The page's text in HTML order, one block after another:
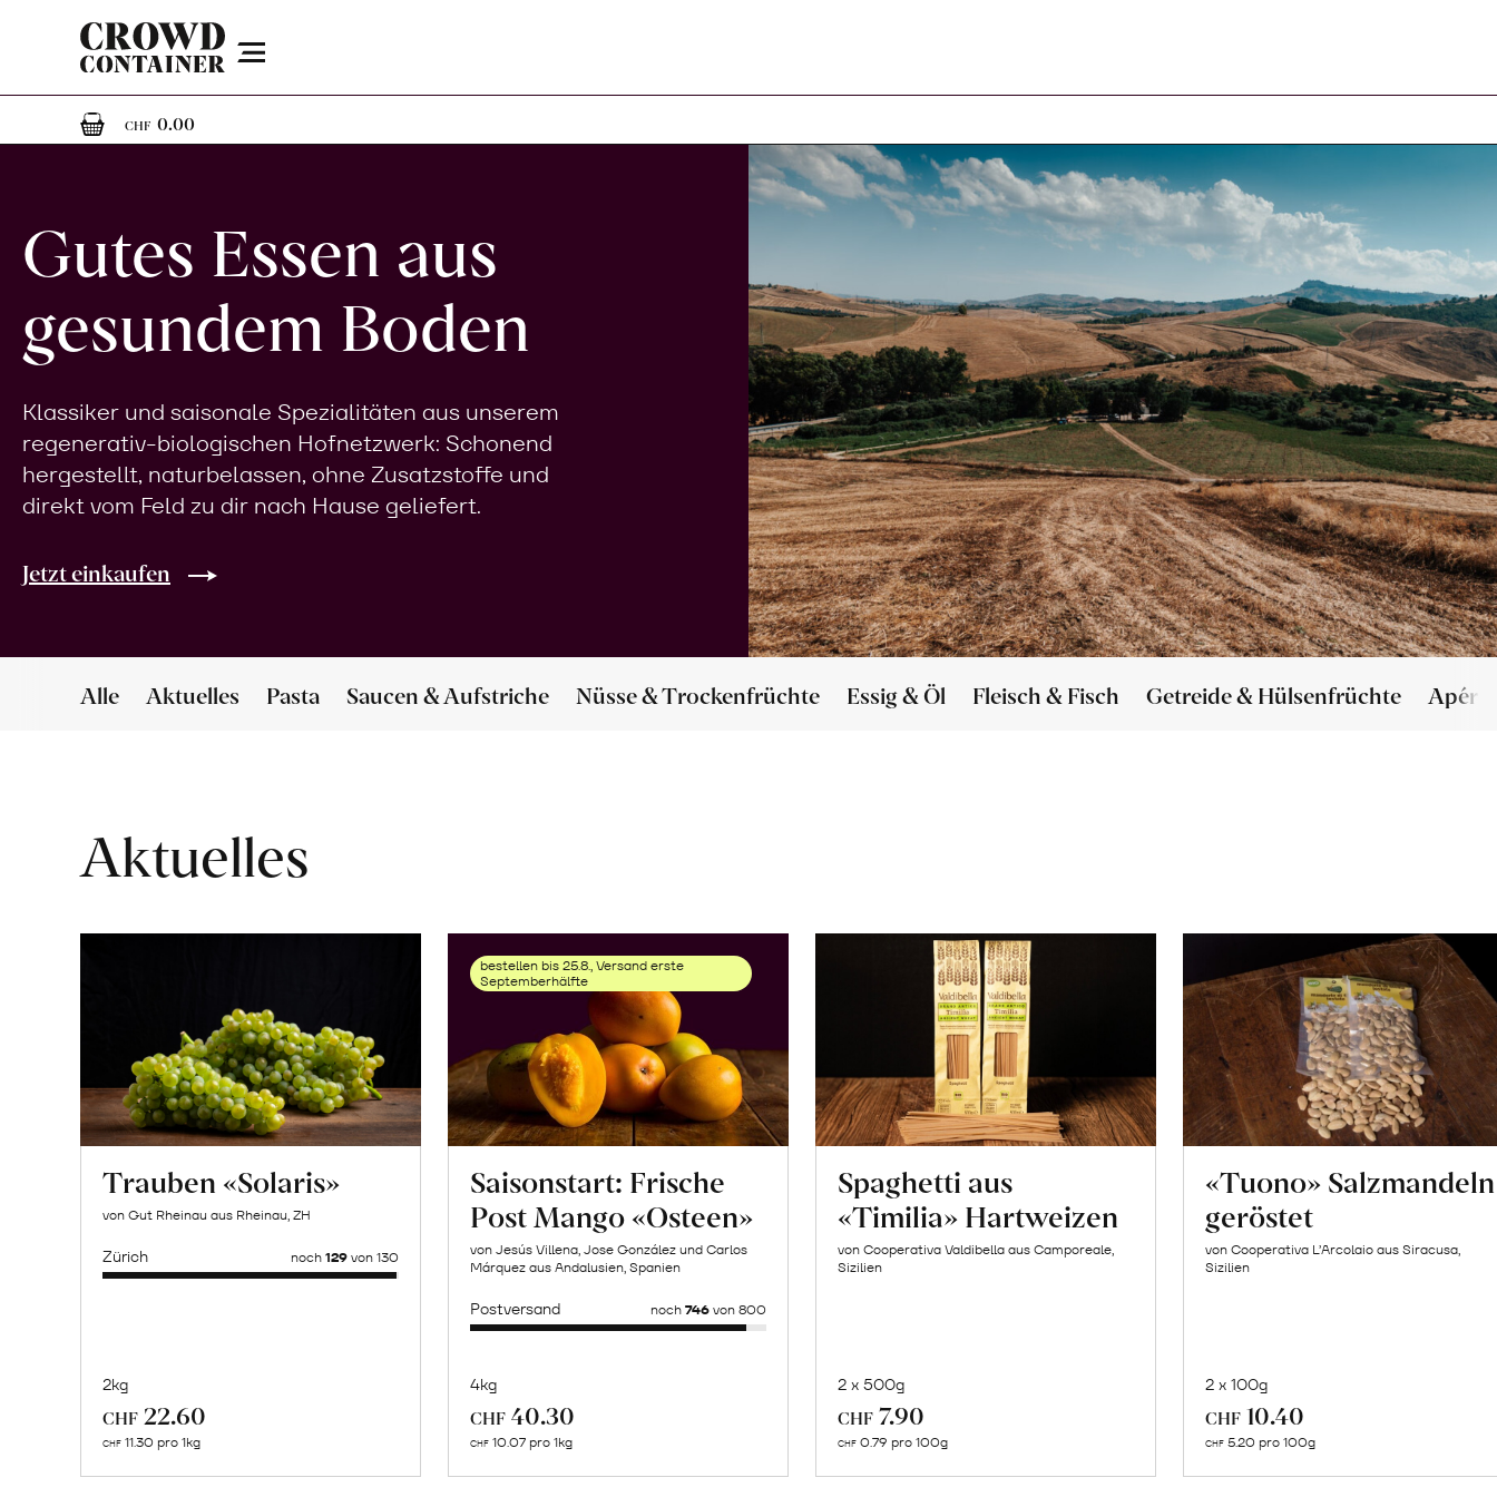
Menu
CHF 0.000 Artikel im Warenkorb
Gutes Essen aus
gesundem Boden
Klassiker und saisonale Spezialitäten aus unserem
regenerativ-biologischen Hofnetzwerk: Schonend
hergestellt, naturbelassen, ohne Zusatzstoffe und
direkt vom Feld zu dir nach Hause geliefert.
Jetzt einkaufen
Alle Aktuelles Pasta Saucen & Aufstriche Nüsse & Trockenfrüchte Essig & Öl Fleisch & Fisch Getreide & Hülsenfrüchte Apéro
Aktuelles
Trauben «Solaris»
von Gut Rheinau aus Rheinau, ZH
Zürich noch 129von 130
2kg
CHF 22.60
CHF 11.30 pro 1kg
Naturbelassene
bestellen bis 25.8., Versand erste
Septemberhälfte
Saisonstart: Frische
Post Mango «Osteen»
von Jesús Villena, Jose González und Carlos
Márquez aus Andalusien, Spanien
Postversand noch 746von 800
4kg
CHF 40.30
CHF 10.07 pro 1kg
Naturbelassene
Spaghetti aus
«Timilia» Hartweizen
von Cooperativa Valdibella aus Camporeale,
Sizilien
2 x 500g
CHF 7.90
CHF 0.79 pro 100g
«Tuono» Salzmandeln
geröstet
von Cooperativa L’Arcolaio aus Siracusa,
Sizilien
2 x 100g
CHF 10.40
CHF 5.20 pro 100g